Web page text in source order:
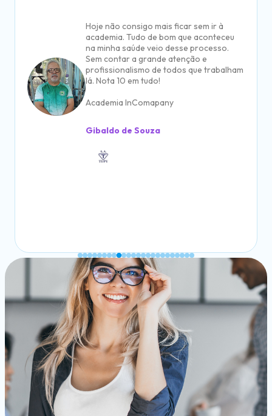
confesso que tive receio de como seria
essa nova etapa da minha vida, se
conseguiria acompanhar os treinos, se
me adaptaria... Mas com o acolhimento e
o apoio dos profissionais da Academia
Tupy, tudo se tornou mais leve e
tranquilo. Hoje me sinto motivada,
acolhida e, acima de tudo, com qualidade
de vida.
Academia InComapany
Rosemeire Mariano